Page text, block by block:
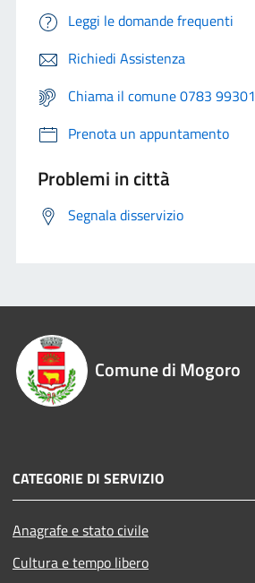
Leggi le domande frequenti
Richiedi Assistenza
Chiama il comune 0783 99301
Prenota un appuntamento
Problemi in città
Segnala disservizio
Comune di Mogoro
CATEGORIE DI SERVIZIO
Anagrafe e stato civile
Cultura e tempo libero